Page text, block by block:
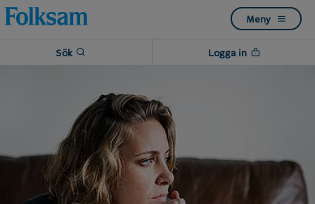
Till
navigation
Till
innehåll
Meny
Sök Logga in